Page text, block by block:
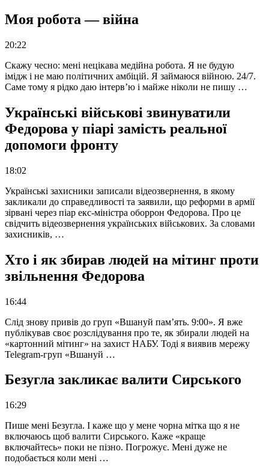
Моя робота — війна
20:22
Скажу чесно: мені нецікава медійна робота. Я не будую
імідж і не маю політичних амбіцій. Я займаюся війною. 24/7.
Саме тому я рідко даю інтерв’ю і майже ніколи не пишу …
Українські військові звинуватили
Федорова у піарі замість реальної
допомоги фронту
18:02
Українські захисники записали відеозвернення, в якому
закликали до справедливості та заявили, що реформи в армії
зірвані через піар екс-міністра оборрон Федорова. Про це
свідчить відеозвернення українських військових. За словами
захисників, …
Хто і як збирав людей на мітинг проти
звільнення Федорова
16:44
Слід знову привів до груп «Вшануй пам’ять. 9:00». Я вже
публікував своє розслідування про те, як збирали людей на
«картонний мітинг» на захист НАБУ. Тоді я виявив мережу
Telegram-груп «Вшануй …
Безугла закликає валити Сирського
16:29
Пише мені Безугла. І каже що у мене чорна мітка що я не
включаюсь щоб валити Сирського. Каже «краще
включайтесь» поки не пізно. Погрожує. Мені дуже не
подобається коли мені …